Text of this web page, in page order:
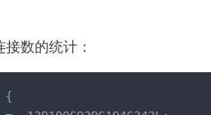
数的统计：
{